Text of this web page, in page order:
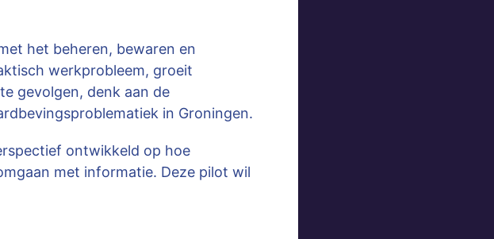
het beheren, bewaren en
werkprobleem, groeit
gevolgen, denk aan de
in Groningen.
ontwikkeld op hoe
met informatie. Deze pilot wil